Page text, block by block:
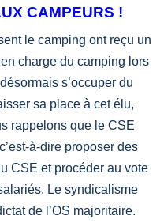
CAMPEURS !
le camping ont reçu un
charge du camping lors
s’occuper du
sa place à cet élu,
rappelons que le CSE
à-dire proposer des
CSE et procéder au vote
Le syndicalisme
de l’OS majoritaire.